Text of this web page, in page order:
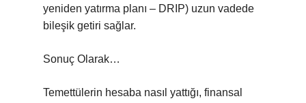
yeniden yatırma planı – DRIP) uzun vadede
bileşik getiri sağlar.
Sonuç Olarak…
Temettülerin hesaba nasıl yattığı, finansal